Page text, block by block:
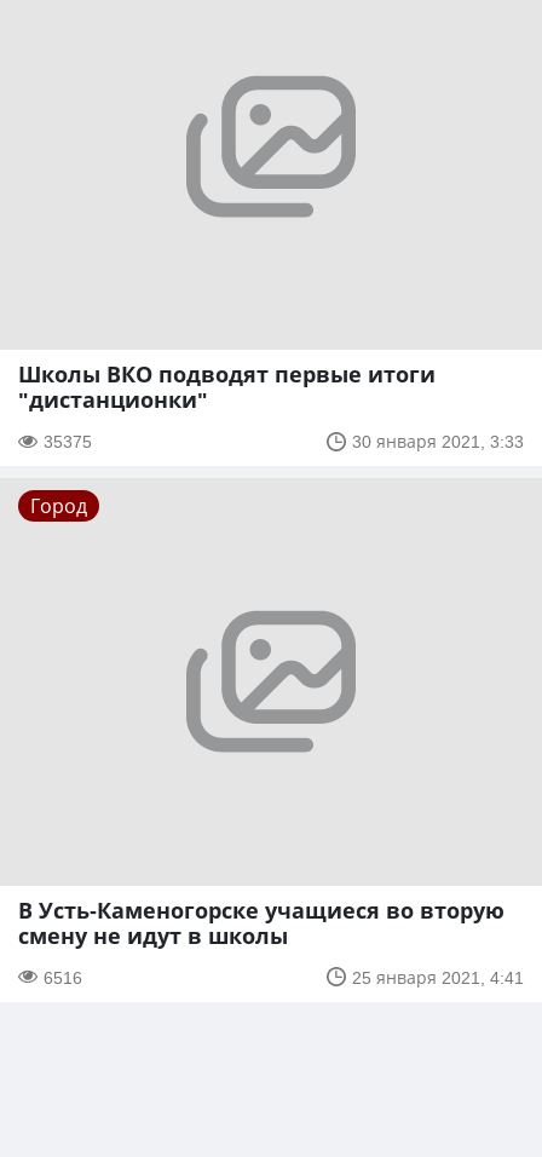
Школы ВКО подводят первые итоги
"дистанционки"
35375 30 января 2021, 3:33
Город
В Усть-Каменогорске учащиеся во вторую
смену не идут в школы
6516 25 января 2021, 4:41